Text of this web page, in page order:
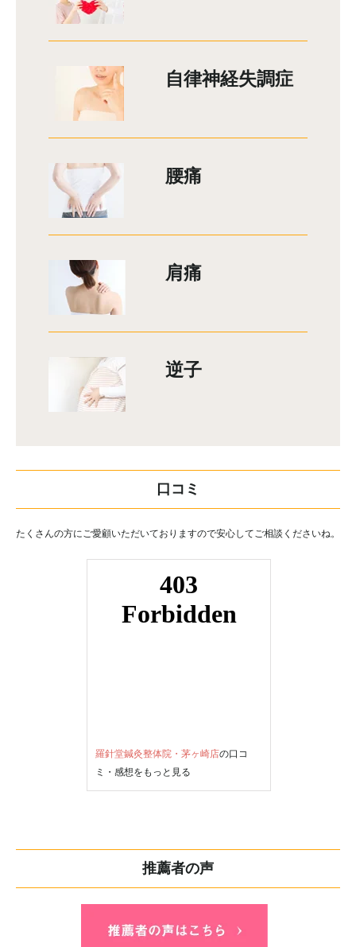
自律神経失調症
腰痛
肩痛
逆子
口コミ
たくさんの方にご愛顧いただいておりますので安心してご相談くださいね。
羅針堂鍼灸整体院・茅ヶ崎店の口コ
ミ・感想をもっと見る
推薦者の声